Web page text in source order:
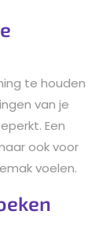
te houden
van je
Een
ook voor
voelen.